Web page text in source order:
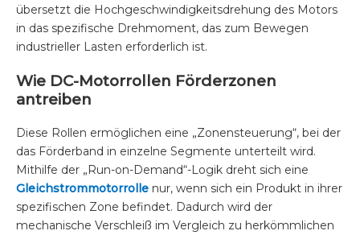
übersetzt die Hochgeschwindigkeitsdrehung des Motors
in das spezifische Drehmoment, das zum Bewegen
industrieller Lasten erforderlich ist.
Wie DC-Motorrollen Förderzonen
antreiben
Diese Rollen ermöglichen eine „Zonensteuerung“, bei der
das Förderband in einzelne Segmente unterteilt wird.
Mithilfe der „Run-on-Demand“-Logik dreht sich eine
Gleichstrommotorrolle nur, wenn sich ein Produkt in ihrer
spezifischen Zone befindet. Dadurch wird der
mechanische Verschleiß im Vergleich zu herkömmlichen